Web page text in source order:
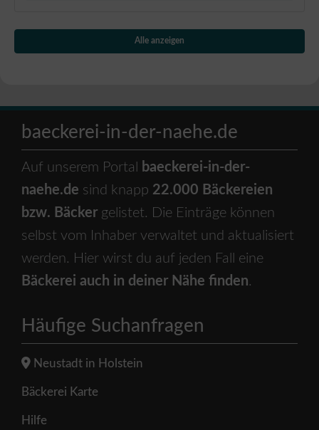
Alle anzeigen
baeckerei-in-der-naehe.de
Auf unserem Portal
baeckerei-in-der-
naehe.de sind knapp 22.000 Bäckereien
bzw. Bäcker gelistet. Die Einträge können
selbst vom Inhaber verwaltet und aktualisiert
werden. Hier wirst du auf jeden Fall eine
Bäckerei auch in deiner Nähe finden.
Häufige Suchanfragen
Neustadt in Holstein
Bäckerei Karte
Hilfe